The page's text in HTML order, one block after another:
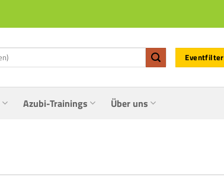
Eventfilter
Azubi-Trainings Über uns